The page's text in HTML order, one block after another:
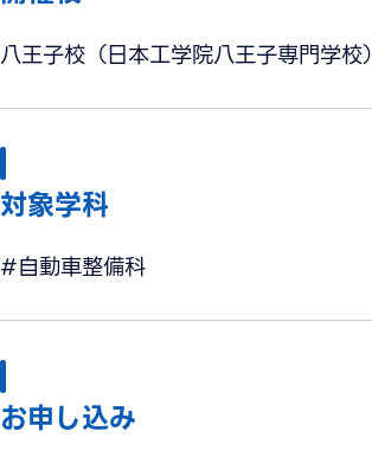
八王子校（日本工学院八王子専門学校）
対象学科
#自動車整備科
お申し込み